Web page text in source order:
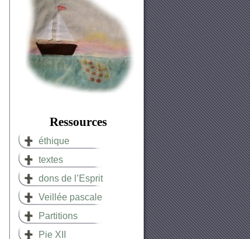
Ressources
éthique
textes
dons de l’Esprit
Veillée pascale
Partitions
Pie XII